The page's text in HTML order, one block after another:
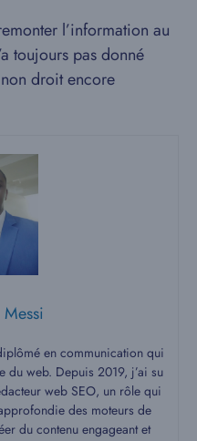
l’information au
toujours pas donné
droit encore
en communication qui
du web. Depuis 2019, j’ai su
web SEO, un rôle qui
des moteurs de
du contenu engageant et